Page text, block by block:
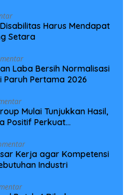
Harus Mendapat
Setara
Laba Bersih Normalisasi
Paruh Pertama 2026
Mulai Tunjukkan Hasil,
Positif Perkuat
Kerja agar Kompetensi
Industri